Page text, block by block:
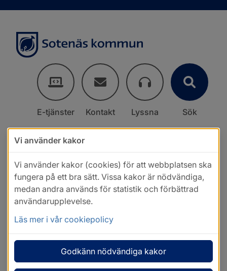
E-tjänster Kontakt Lyssna Sök
Vi använder kakor
Vi använder kakor (cookies) för att webbplatsen ska
fungera på ett bra sätt. Vissa kakor är nödvändiga,
medan andra används för statistik och förbättrad
användarupplevelse.
Läs mer i vår cookiepolicy
Godkänn nödvändiga kakor